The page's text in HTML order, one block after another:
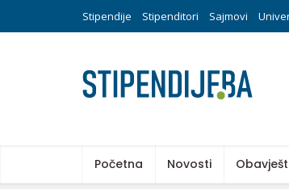
Stipendije Stipenditori Sajmovi
Početna Novosti